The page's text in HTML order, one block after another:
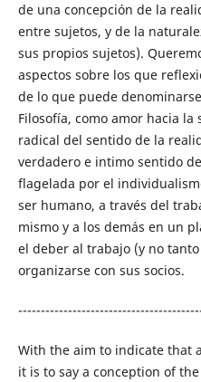
de una concepción de la
entre sujetos, y de la
sus propios sujetos).
aspectos sobre los que
de lo que puede
Filosofía, como amor hacia
radical del sentido de la
verdadero e intimo sentido
flagelada por el
ser humano, a través del
mismo y a los demás en un
el deber al trabajo (y no
organizarse con sus socios.
With the aim to indicate that
it is to say a conception of